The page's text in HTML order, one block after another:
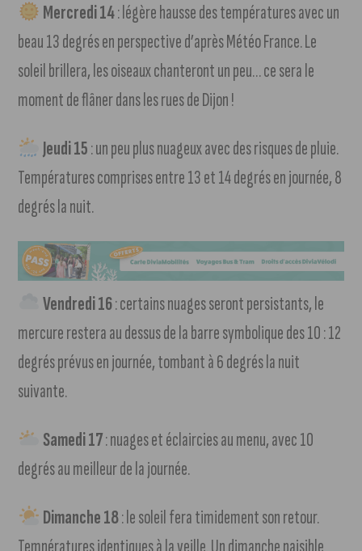
Mercredi 14: légère hausse des températures avec un
beau 13 degrés en perspective d’après Météo France. Le
soleil brillera, les oiseaux chanteront un peu… ce sera le
moment de flâner dans les rues de Dijon !
Jeudi 15: un peu plus nuageux avec des risques de pluie.
Températures comprises entre 13 et 14 degrés en journée, 8
degrés la nuit.
Vendredi 16: certains nuages seront persistants, le
mercure restera au dessus de la barre symbolique des 10 : 12
degrés prévus en journée, tombant à 6 degrés la nuit
suivante.
Samedi 17: nuages et éclaircies au menu, avec 10
degrés au meilleur de la journée.
Dimanche 18: le soleil fera timidement son retour.